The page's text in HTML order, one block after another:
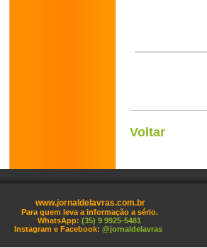
Voltar
www.jornaldelavras.com.br
Para quem leva a informação a sério.
WhatsApp: (35) 9 9925-5481
Instagram e Facebook: @jornaldelavras